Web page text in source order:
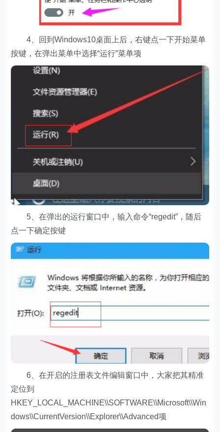
4、回到Windows10桌面上后，右键点一下开始菜单
按键，在弹出菜单中选择“运行”菜单项
5、在弹出的运行窗口中，输入命令“regedit”，随后
点一下确定按键
6、在开启的注册表文件编辑窗口中，大家把其精准
定位到
HKEY_LOCAL_MACHINE\\SOFTWARE\\Microsoft\\Win
dows\\CurrentVersion\\Explorer\\Advanced项